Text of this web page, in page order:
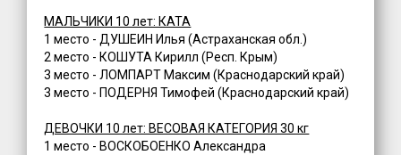
МАЛЬЧИКИ 10 лет: КАТА
1 место - ДУШЕИН Илья (Астраханская обл.)
2 место - КОШУТА Кирилл (Респ. Крым)
3 место - ЛОМПАРТ Максим (Краснодарский край)
3 место - ПОДЕРНЯ Тимофей (Краснодарский край)
ДЕВОЧКИ 10 лет: ВЕСОВАЯ КАТЕГОРИЯ 30 кг
1 место - ВОСКОБОЕНКО Александра